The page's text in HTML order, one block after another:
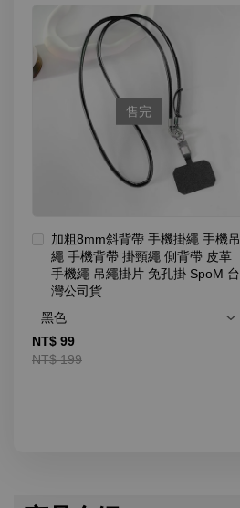
售完
加粗8mm斜背帶 手機掛繩 手機吊
繩 手機背帶 掛頸繩 側背帶 皮革
手機繩 吊繩掛片 免孔掛 SpoM 台
灣公司貨
NT$ 99
NT$ 199